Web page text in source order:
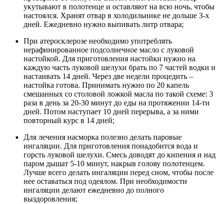
укутывают в полотенце и оставляют на всю ночь, чтобы
настоялся. Хранят отвар в холодильнике не дольше 3-х
дней. Ежедневно нужно выпивать литр отвара;
При атеросклерозе необходимо употреблять
нерафинированное подсолнечное масло с луковой
настойкой. Для приготовления настойки нужно на
каждую часть луковой шелухи брать по 7 частей водки и
настаивать 14 дней. Через две недели процедить –
настойка готова. Принимать нужно по 20 капель
смешанных со столовой ложкой масла по такой схеме: 3
раза в день за 20-30 минут до еды на протяжении 14-ти
дней. Потом наступает 10 дней перерыва, а за ними
повторный курс в 14 дней;
Для лечения насморка полезно делать паровые
ингаляции. Для приготовления понадобится вода и
горсть луковой шелухи. Смесь доводят до кипения и над
паром дышат 5-10 минут, накрыв голову полотенцем.
Лучше всего делать ингаляции перед сном, чтобы после
нее оставаться под одеялом. При необходимости
ингаляции делают ежедневно до полного
выздоровления;